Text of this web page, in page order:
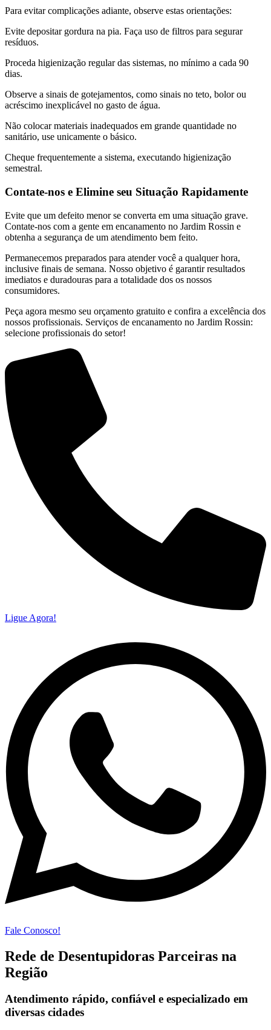
Para evitar complicações adiante, observe estas orientações:
Evite depositar gordura na pia. Faça uso de filtros para segurar
resíduos.
Proceda higienização regular das sistemas, no mínimo a cada 90
dias.
Observe a sinais de gotejamentos, como sinais no teto, bolor ou
acréscimo inexplicável no gasto de água.
Não colocar materiais inadequados em grande quantidade no
sanitário, use unicamente o básico.
Cheque frequentemente a sistema, executando higienização
semestral.
Contate-nos e Elimine seu Situação Rapidamente
Evite que um defeito menor se converta em uma situação grave.
Contate-nos com a gente em encanamento no Jardim Rossin e
obtenha a segurança de um atendimento bem feito.
Permanecemos preparados para atender você a qualquer hora,
inclusive finais de semana. Nosso objetivo é garantir resultados
imediatos e duradouras para a totalidade dos os nossos
consumidores.
Peça agora mesmo seu orçamento gratuito e confira a excelência dos
nossos profissionais. Serviços de encanamento no Jardim Rossin:
selecione profissionais do setor!
Ligue Agora!
Fale Conosco!
Rede de Desentupidoras Parceiras na
Região
Atendimento rápido, confiável e especializado em
diversas cidades